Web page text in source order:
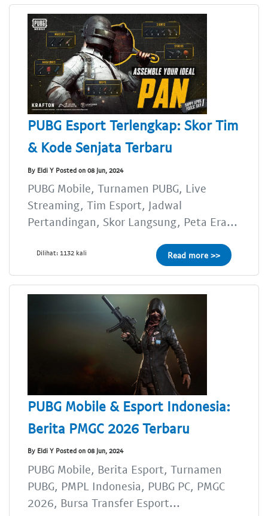
PUBG Esport Terlengkap: Skor Tim
& Kode Senjata Terbaru
By Eldi Y Posted on 08 Jun, 2024
PUBG Mobile, Turnamen PUBG, Live
Streaming, Tim Esport, Jadwal
Pertandingan, Skor Langsung, Peta Era...
Dilihat: 1132 kali Read more >>
PUBG Mobile & Esport Indonesia:
Berita PMGC 2026 Terbaru
By Eldi Y Posted on 08 Jun, 2024
PUBG Mobile, Berita Esport, Turnamen
PUBG, PMPL Indonesia, PUBG PC, PMGC
2026, Bursa Transfer Esport...